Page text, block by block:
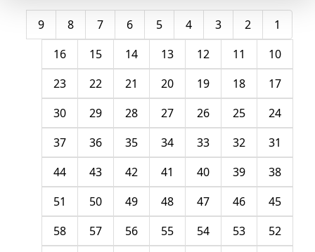
1
2
3
4
5
6
7
8
9
10
11
12
13
14
15
16
17
18
19
20
21
22
23
24
25
26
27
28
29
30
31
32
33
34
35
36
37
38
39
40
41
42
43
44
45
46
47
48
49
50
51
52
53
54
55
56
57
58